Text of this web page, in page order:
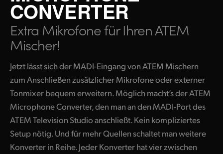
ATEM Mic Converter
Galerie
Techn. Daten
Finland
France
Germany
India
Italy
Japan
CONVERTER
Extra Mikrofonefür Ihren ATEM
Mischer!
Jetzt lässt sich der MADI-Eingang von ATEM Mischern
zum Anschließen zusätzlicher Mikrofone oder externer
Tonmixer bequem erweitern. Möglich macht’s der ATEM
Microphone Converter, den man an den MADI-Port des
ATEM Television Studio anschließt. Kein kompliziertes
Setup nötig. Und für mehr Quellen schaltet man weitere
Konverter in Reihe. Jeder Konverter hat vier zwischen